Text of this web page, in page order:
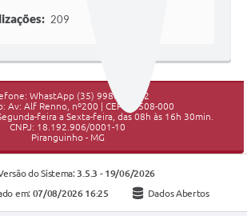
209
WhastApp (35) 99809-3052
Av: Alf Renno, nº200 | CEP: 37508-000
feira a Sexta-feira, das 08h às 16h 30min.
CNPJ: 18.192.906/0001-10
Piranguinho - MG
do Sistema: 3.5.3 - 19/06/2026
em: 07/08/2026 16:25 Dados Abertos